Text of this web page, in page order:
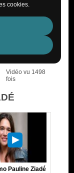
cookies.
Vidéo vu 1498
fois
Pauline Ziadé